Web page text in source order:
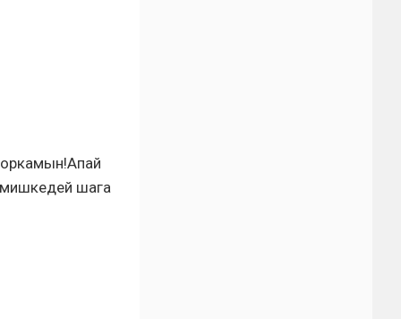
шага